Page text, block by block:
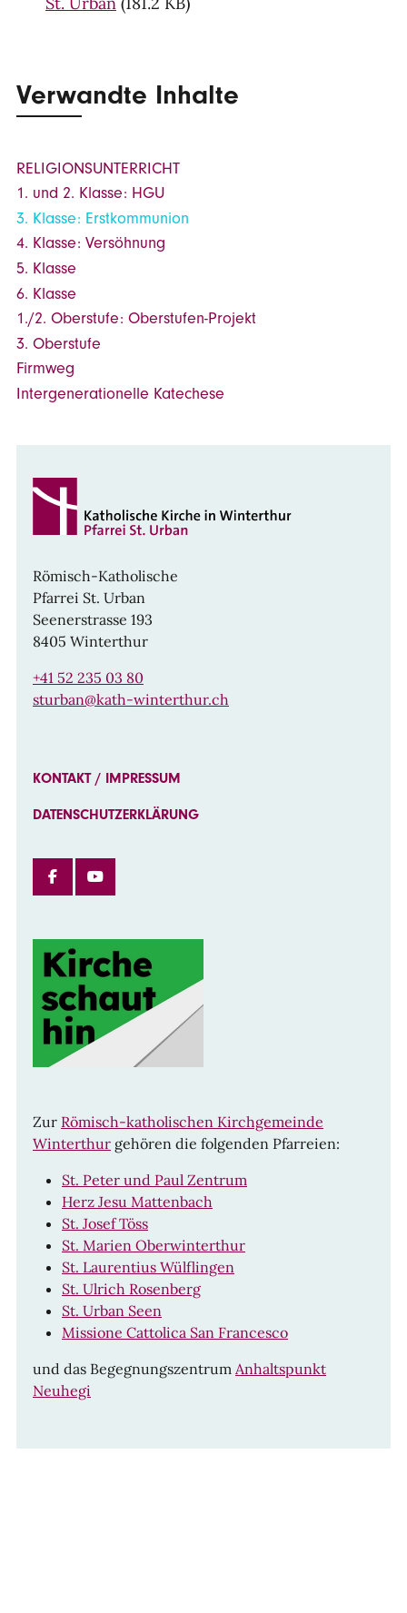
Verwandte Inhalte
RELIGIONSUNTERRICHT
1. und 2. Klasse: HGU
3. Klasse: Erstkommunion
4. Klasse: Versöhnung
5. Klasse
6. Klasse
1./2. Oberstufe: Oberstufen-Projekt
3. Oberstufe
Firmweg
Intergenerationelle Katechese
Römisch-Katholische
Pfarrei St. Urban
Seenerstrasse 193
8405 Winterthur
+41 52 235 03 80
sturban@kath-winterthur.ch
KONTAKT / IMPRESSUM
DATENSCHUTZERKLÄRUNG
FACEBOOK
INSTAGRAM
Zur Römisch-katholischen Kirchgemeinde
Winterthur gehören die folgenden Pfarreien:
St. Peter und Paul Zentrum
Herz Jesu Mattenbach
St. Josef Töss
St. Marien Oberwinterthur
St. Laurentius Wülflingen
St. Ulrich Rosenberg
St. Urban Seen
Missione Cattolica San Francesco
und das Begegnungszentrum Anhaltspunkt
Neuhegi